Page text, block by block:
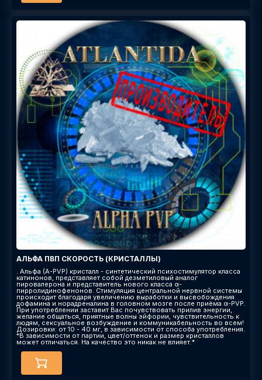
АЛЬФА ПВП СКОРОСТЬ (КРИСТАЛЛЫ)
. Альфа (A-PVP) кристалл - синтетический психостимулятор класса
катинонов, представляет собой дезметиловый аналог
пировалерона и представитель нового класса α-
пирролидинофенонов. Стимуляция центральной нервной системы
происходит благодаря увеличению выработки и высвобождения
дофамина и норадреналина в головном мозге после приёма α-PVP.
При употреблении заставит Вас почувствовать прилив энергии,
желание общаться, приятные волны эйфории, чувствительность к
людям, сексуальное возбуждение и коммуникабельность во всем!
Дозировки: от 10 - 40 мг, в зависимости от способа употребления.
*В зависимости от партии, цвет/оттенок и размер кристаллов
может отличаться. На качество это никак не влияет.*